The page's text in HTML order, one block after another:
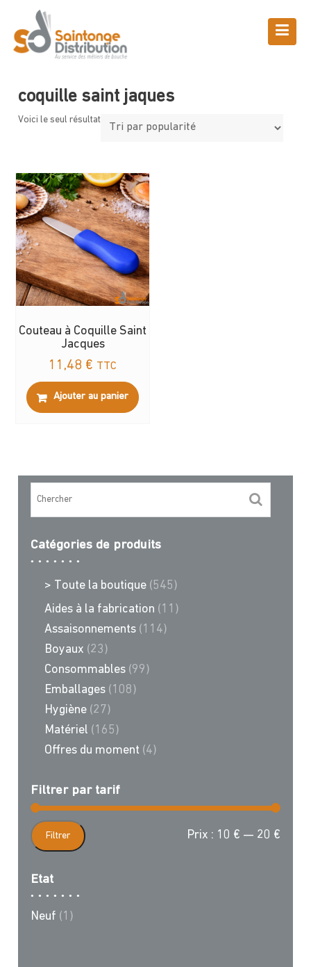
content
Boutique
coquille saint jaques
Voici le seul résultat
Couteau à Coquille Saint
Jacques
11,48 € TTC
Ajouter au panier
Catégories de produits
> Toute la boutique (545)
Aides à la fabrication (11)
Assaisonnements (114)
Boyaux (23)
Consommables (99)
Emballages (108)
Hygiène (27)
Matériel (165)
Offres du moment (4)
Filtrer par tarif
Filtrer Prix : 10 € — 20 €
Etat
Neuf (1)